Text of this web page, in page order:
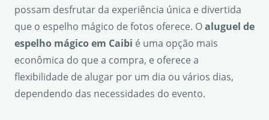
possam desfrutar da experiência única e divertida
que o espelho mágico de fotos oferece. Oaluguel de
espelho mágico em Caibi é uma opção mais
econômica do que a compra, e oferece a
flexibilidade de alugar por um dia ou vários dias,
dependendo das necessidades do evento.